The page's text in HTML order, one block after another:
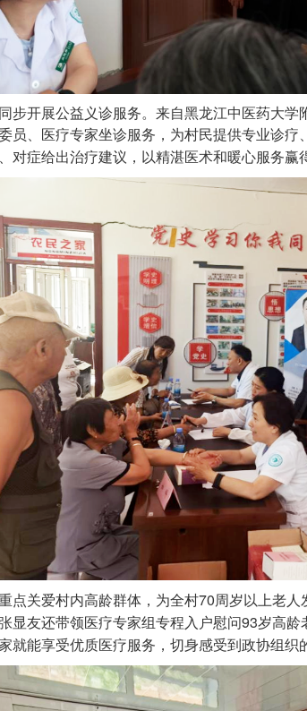
步开展公益义诊服务。来自黑龙江中医药大
员、医疗专家坐诊服务，为村民提供专业诊
对症给出治疗建议，以精湛医术和暖心服务赢
点关爱村内高龄群体，为全村70周岁以上老人
显友还带领医疗专家组专程入户慰问93岁高龄
就能享受优质医疗服务，切身感受到政协组织